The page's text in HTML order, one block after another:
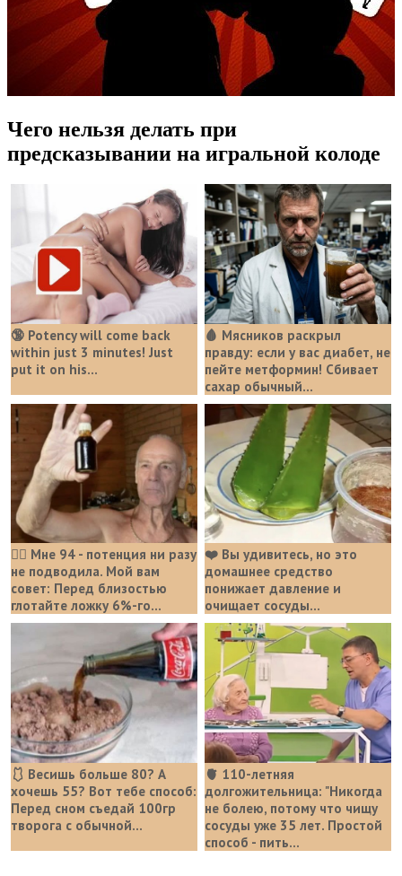
Чего нельзя делать при
предсказывании на игральной колоде
🔞 Potency will come back
within just 3 minutes! Just
put it on his…
🩸 Мясников раскрыл
правду: если у вас диабет, не
пейте метформин! Сбивает
сахар обычный...
❤️‍🔥 Мне 94 - потенция ни разу
не подводила. Мой вам
совет: Перед близостью
глотайте ложку 6%-го...
❤️ Вы удивитесь, но это
домашнее средство
понижает давление и
очищает сосуды...
🩱 Весишь больше 80? А
хочешь 55? Вот тебе способ:
Перед сном съедай 100гр
творога с обычной...
🫀 110-летняя
долгожительница: "Никогда
не болею, потому что чищу
сосуды уже 35 лет. Простой
способ - пить...